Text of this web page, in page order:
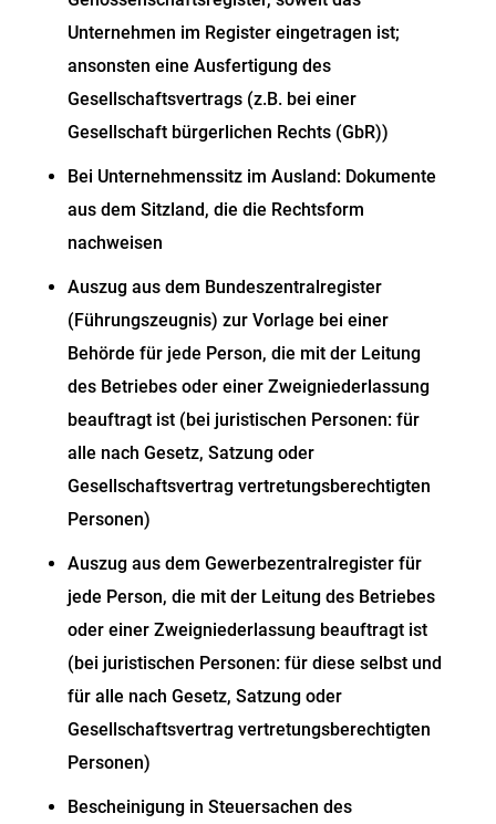
Unternehmen im Register eingetragen ist;
ansonsten eine Ausfertigung des
Gesellschaftsvertrags (z.B. bei einer
Gesellschaft bürgerlichen Rechts (GbR))
Bei Unternehmenssitz im Ausland: Dokumente
aus dem Sitzland, die die Rechtsform
nachweisen
Auszug aus dem Bundeszentralregister
(Führungszeugnis) zur Vorlage bei einer
Behörde für jede Person, die mit der Leitung
des Betriebes oder einer Zweigniederlassung
beauftragt ist (bei juristischen Personen: für
alle nach Gesetz, Satzung oder
Gesellschaftsvertrag vertretungsberechtigten
Personen)
Auszug aus dem Gewerbezentralregister für
jede Person, die mit der Leitung des Betriebes
oder einer Zweigniederlassung beauftragt ist
(bei juristischen Personen: für diese selbst und
für alle nach Gesetz, Satzung oder
Gesellschaftsvertrag vertretungsberechtigten
Personen)
Bescheinigung in Steuersachen des